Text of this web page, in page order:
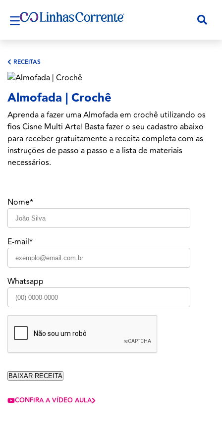
RECEITAS
Almofada | Crochê
Aprenda a fazer uma Almofada em crochê utilizando os
fios Cisne Multi Arte! Basta fazer o seu cadastro abaixo
para receber gratuitamente a receita completa com as
instruções de passo a passo e a lista de materiais
necessários.
Nome*
E-mail*
Whatsapp
CONFIRA A VÍDEO AULA